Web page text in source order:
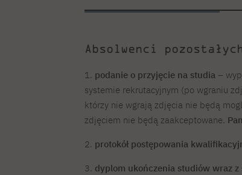
Absolwenci
1. podanie o przyjęcie na studia –
systemie rekrutacyjnym (po wgraniu
którzy nie wgrają zdjęcia nie będą
zdjęciem nie będą zaakceptowane.
2. protokół postępowania
3. dyplom ukończenia studiów wraz z